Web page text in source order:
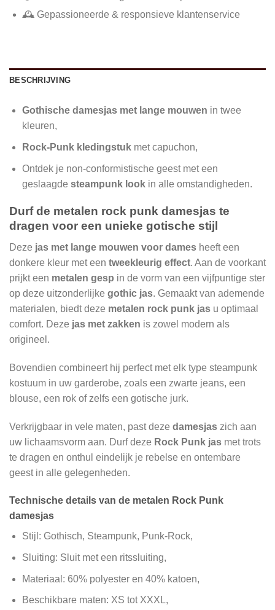
🕰️ Gepassioneerde & responsieve klantenservice
BESCHRIJVING
Gothische damesjas met lange mouwen in twee
kleuren,
Rock-Punk kledingstukmet capuchon,
Ontdek je non-conformistische geest met een
geslaagde steampunk lookin alle omstandigheden.
Durf de metalen rock punk damesjas te
dragen voor een unieke gotische stijl
Deze jas met lange mouwen voor dames heeft een
donkere kleur met een tweekleurig effect. Aan de voorkant
prijkt een metalen gesp in de vorm van een vijfpuntige ster
op deze uitzonderlijke gothic jas. Gemaakt van ademende
materialen, biedt deze metalen rock punk jas u optimaal
comfort. Deze jas met zakken is zowel modern als
origineel.
Bovendien combineert hij perfect met elk type steampunk
kostuum in uw garderobe, zoals een zwarte jeans, een
blouse, een rok of zelfs een gotische jurk.
Verkrijgbaar in vele maten, past deze damesjas zich aan
uw lichaamsvorm aan. Durf deze Rock Punk jas met trots
te dragen en onthul eindelijk je rebelse en ontembare
geest in alle gelegenheden.
Technische details van de metalen Rock Punk
damesjas
Stijl: Gothisch, Steampunk, Punk-Rock,
Sluiting: Sluit met een ritssluiting,
Materiaal: 60% polyester en 40% katoen,
Beschikbare maten: XS tot XXXL,